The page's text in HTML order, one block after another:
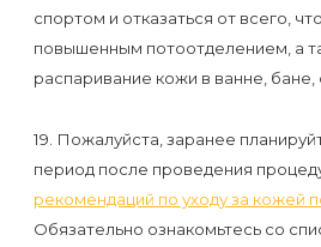
спортом и отказаться от всего,
повышенным потоотделением, а
распаривание кожи в ванне,
19. Пожалуйста, заранее
период после проведения
рекомендаций по уходу за кожей
Обязательно ознакомьтесь со